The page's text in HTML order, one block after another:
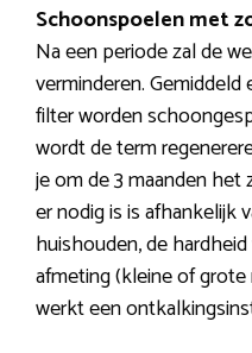
Schoonspoelen met
Na een periode zal de
verminderen.
filter worden
wordt de term
je om de 3 maanden
er nodig is is afhankelijk
huishouden, de
afmeting (kleine of
werkt een